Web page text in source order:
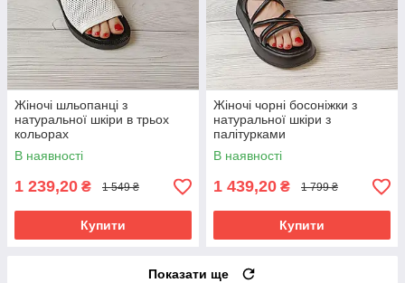
Жіночі шльопанці з
натуральної шкіри в трьох
кольорах
В наявності
1 239,20 ₴ 1 549 ₴
Купити
Жіночі чорні босоніжки з
натуральної шкіри з
палітурками
В наявності
1 439,20 ₴ 1 799 ₴
Купити
Показати ще